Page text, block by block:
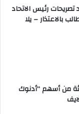
رئيس الاتحاد
بالاعتذار – يلا
طرح 15 بالمئة من أسهم “أدنوك